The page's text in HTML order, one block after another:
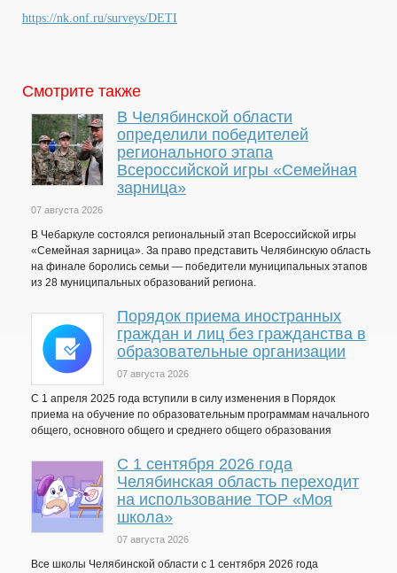
https://nk.onf.ru/surveys/DETI
Смотрите также
В Челябинской области
определили победителей
регионального этапа
Всероссийской игры «Семейная
зарница»
07 августа 2026
В Чебаркуле состоялся региональный этап Всероссийской игры
«Семейная зарница». За право представить Челябинскую область
на финале боролись семьи — победители муниципальных этапов
из 28 муниципальных образований региона.
Порядок приема иностранных
граждан и лиц без гражданства в
образовательные организации
07 августа 2026
С 1 апреля 2025 года вступили в силу изменения в Порядок
приема на обучение по образовательным программам начального
общего, основного общего и среднего общего образования
С 1 сентября 2026 года
Челябинская область переходит
на использование ТОР «Моя
школа»
07 августа 2026
Все школы Челябинской области с 1 сентября 2026 года